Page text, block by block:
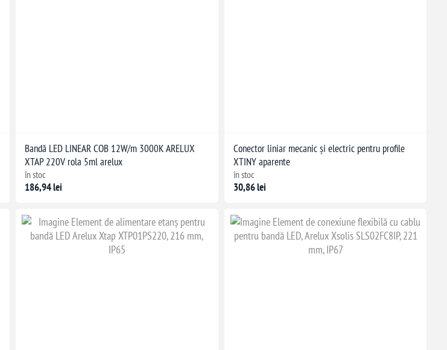
Bandă LED LINEAR COB 12W/m 3000K ARELUX
XTAP 220V rola 5ml arelux
în stoc
186,94 lei
Conector liniar mecanic și electric pentru profile
XTINY aparente
în stoc
30,86 lei